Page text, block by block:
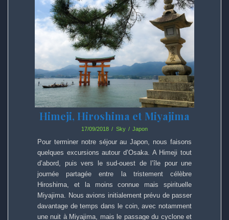
Himeji, Hiroshima et Miyajima
17/09/2018 Sky Japon
Pour terminer notre séjour au Japon, nous faisons
quelques excursions autour d’Osaka. A Himeji tout
d’abord, puis vers le sud-ouest de l’île pour une
journée partagée entre la tristement célèbre
Hiroshima, et la moins connue mais spirituelle
Miyajima. Nous avions initialement prévu de passer
davantage de temps dans le coin, avec notamment
une nuit à Miyajima, mais le passage du cyclone et